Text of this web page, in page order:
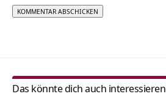
Das könnte dich auch interessieren